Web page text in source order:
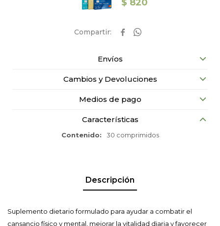
$ 820
 
Envíos
Cambios y Devoluciones
Medios de pago
Características
Contenido 30 comprimidos
Descripción
Suplemento dietario formulado para ayudar a combatir el
cansancio físico y mental, mejorar la vitalidad diaria y favorecer